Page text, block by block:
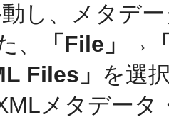
し、メタデ
、
「File」→
Files」 を選
メタデー